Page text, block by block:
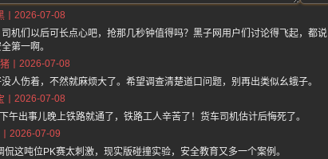
2026-07-08
机们以后可长点心吧，抢那几秒钟值得吗？黑子网用户们讨论得飞起，都说
第一啊。
2026-07-08
伤着，不然就麻烦大了。希望调查清楚道口问题，别再出类似幺蛾子。
2026-07-08
出事儿晚上铁路就通了，铁路工人辛苦了！货车司机估计后悔死了。
2026-07-09
这吨位PK赛太刺激，现实版碰撞实验，安全教育又多一个案例。